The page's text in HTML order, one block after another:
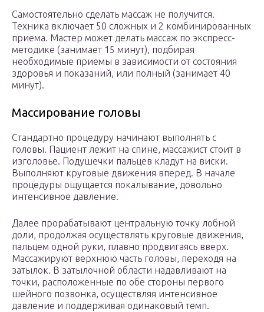
Самостоятельно сделать массаж не получится.
Техника включает 50 сложных и 2 комбинированных
приема. Мастер может делать массаж по экспресс-
методике (занимает 15 минут), подбирая
необходимые приемы в зависимости от состояния
здоровья и показаний, или полный (занимает 40
минут).
Массирование головы
Стандартно процедуру начинают выполнять с
головы. Пациент лежит на спине, массажист стоит в
изголовье. Подушечки пальцев кладут на виски.
Выполняют круговые движения вперед. В начале
процедуры ощущается покалывание, довольно
интенсивное давление.
Далее прорабатывают центральную точку лобной
доли, продолжая осуществлять круговые движения,
пальцем одной руки, плавно продвигаясь вверх.
Массажируют верхнюю часть головы, переходя на
затылок. В затылочной области надавливают на
точки, расположенные по обе стороны первого
шейного позвонка, осуществляя интенсивное
давление и поддерживая одинаковый темп.